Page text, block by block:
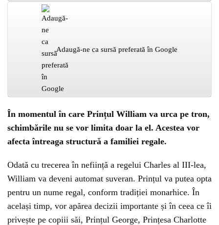
Adaugă-ne ca sursă preferată în Google
În momentul în care Prințul William va urca pe tron,
schimbările nu se vor limita doar la el. Acestea vor
afecta întreaga structură a familiei regale.
Odată cu trecerea în neființă a regelui Charles al III-lea,
William va deveni automat suveran. Prințul va putea opta
pentru un nume regal, conform tradiției monarhice. În
același timp, vor apărea decizii importante și în ceea ce îi
privește pe copiii săi, Prințul George, Prințesa Charlotte